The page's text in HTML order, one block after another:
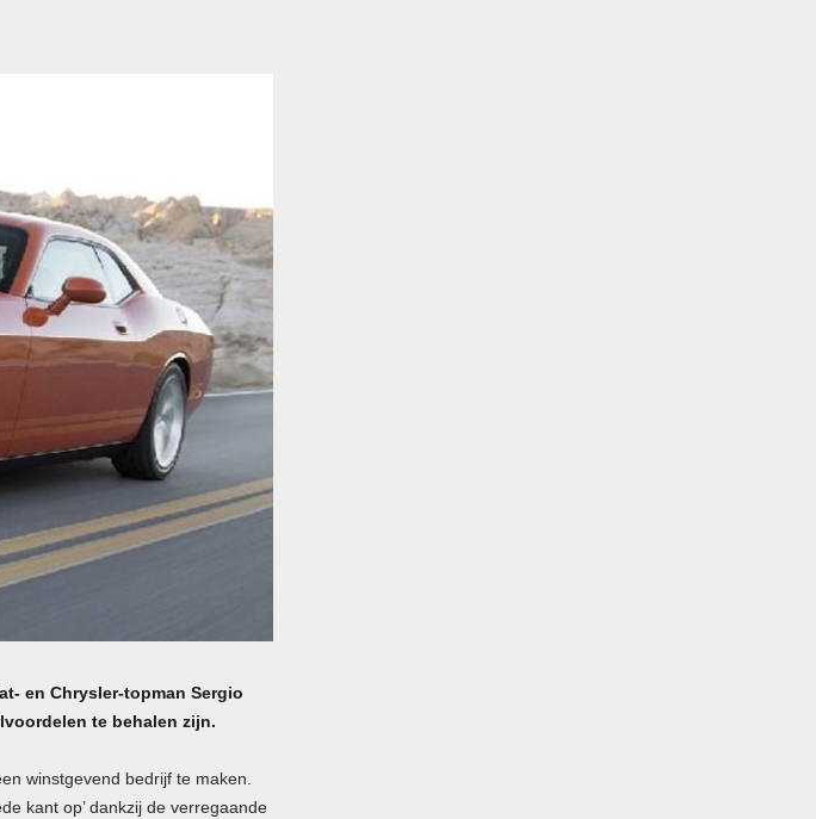
en Chrysler-topman Sergio
te behalen zijn.
winstgevend bedrijf te maken.
kant op’ dankzij de verregaande